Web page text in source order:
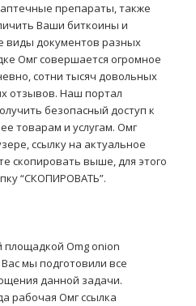
препараты, также
Ваши биткоины и
виды документов разных
Омг совершается огромное
сотни тысяч довольных
отзывов. Наш портал
безопасный доступ к
товарам и услугам. Омг
ссылку на актуальное
скопировать выше, для этого
“СКОПИРОВАТЬ”.
площадкой Omg onion
мы подготовили все
данной задачи.
рабочая Омг ссылка